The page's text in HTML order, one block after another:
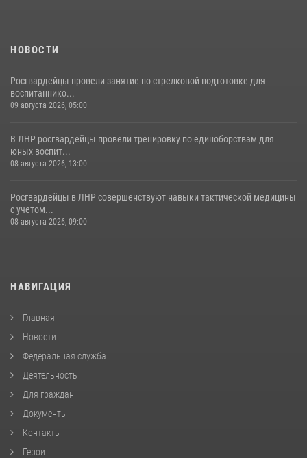
НОВОСТИ
Росгвардейцы провели занятие по стрелковой подготовке для
воспитаннико...
09 августа 2026, 05:00
В ЛНР росгвардейцы провели тренировку по единоборствам для
юных воспит...
08 августа 2026, 13:00
Росгвардейцы в ЛНР совершенствуют навыки тактической медицины
с учетом...
08 августа 2026, 09:00
НАВИГАЦИЯ
Главная
Новости
Федеральная служба
Деятельность
Для граждан
Документы
Контакты
Герои